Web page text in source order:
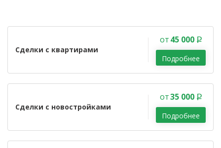
Сделки с квартирами
от45 000
Подробнее
Сделки с новостройками
от35 000
Подробнее